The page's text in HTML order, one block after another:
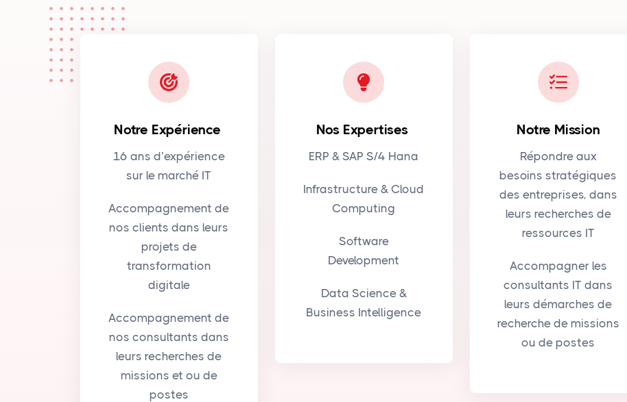
Notre Expérience
16 ans d’expérience
sur le marché IT
Accompagnement de
nos clients dans leurs
projets de
transformation
digitale
Accompagnement de
nos consultants dans
leurs recherches de
missions et ou de
postes
Nos Expertises
ERP & SAP S/4 Hana
Infrastructure & Cloud
Computing
Software
Development
Data Science &
Business Intelligence
Notre Mission
Répondre aux
besoins stratégiques
des entreprises, dans
leurs recherches de
ressources IT
Accompagner les
consultants IT dans
leurs démarches de
recherche de missions
ou de postes